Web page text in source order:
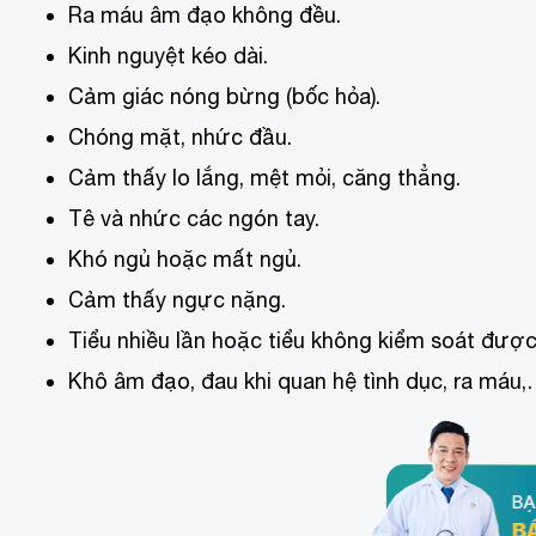
Ra máu âm đạo không đều.
Kinh nguyệt kéo dài.
Cảm giác nóng bừng (bốc hỏa).
Chóng mặt, nhức đầu.
Cảm thấy lo lắng, mệt mỏi, căng thẳng.
Tê và nhức các ngón tay.
Khó ngủ hoặc mất ngủ.
Cảm thấy ngực nặng.
Tiểu nhiều lần hoặc tiểu không kiểm soát
Khô âm đạo, đau khi quan hệ tình dục, ra